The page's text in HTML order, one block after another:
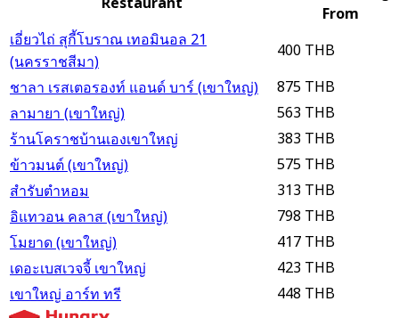
From
เอี่ยวไถ่ สุกี้โบราณ เทอมินอล 21
(นครราชสีมา)
400 THB
ชาลา เรสเตอรองท์ แอนด์ บาร์ (เขาใหญ่)
875 THB
ลามายา (เขาใหญ่)
563 THB
ร้านโคราชบ้านเองเขาใหญ่
383 THB
ข้าวมนต์ (เขาใหญ่)
575 THB
สำรับตำหอม
313 THB
อิแทวอน คลาส (เขาใหญ่)
798 THB
โมยาด (เขาใหญ่)
417 THB
เดอะเบสเวจจี้ เขาใหญ่
423 THB
เขาใหญ่ อาร์ท ทรี
448 THB